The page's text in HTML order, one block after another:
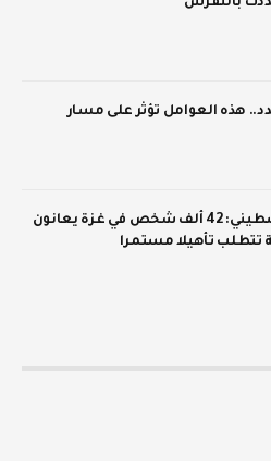
هذه العوامل تؤثر على مسار
الإحصاء الفلسطيني: 42 ألف شخص في غزة يعانون
تتطلب تأهيلا مستمرا